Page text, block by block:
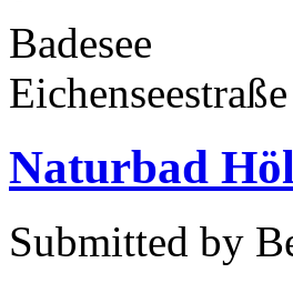
Badesee
Naturbad
Submitted by